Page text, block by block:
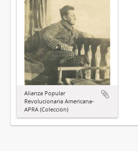
Alianza Popular
Revolucionaria Americana-
APRA (Colección)